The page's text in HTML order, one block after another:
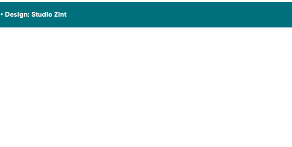
• Design: Studio Zint